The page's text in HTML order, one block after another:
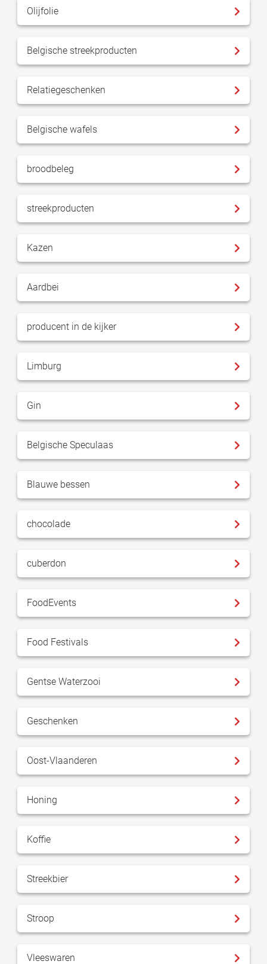
Olijfolie
Belgische streekproducten
Relatiegeschenken
Belgische wafels
broodbeleg
streekproducten
Kazen
Aardbei
producent in de kijker
Limburg
Gin
Belgische Speculaas
Blauwe bessen
chocolade
cuberdon
FoodEvents
Food Festivals
Gentse Waterzooi
Geschenken
Oost-Vlaanderen
Honing
Koffie
Streekbier
Stroop
Vleeswaren